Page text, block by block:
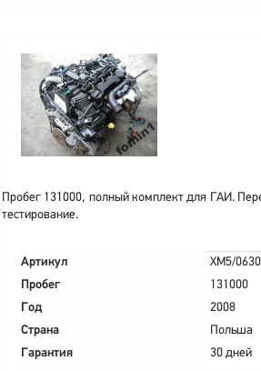
Пробег 131000, полный комплект для ГАИ.
тестирование.
Артикул
XM5/0630
Пробег
131000
Год
2008
Страна
Польша
Гарантия
30 дней